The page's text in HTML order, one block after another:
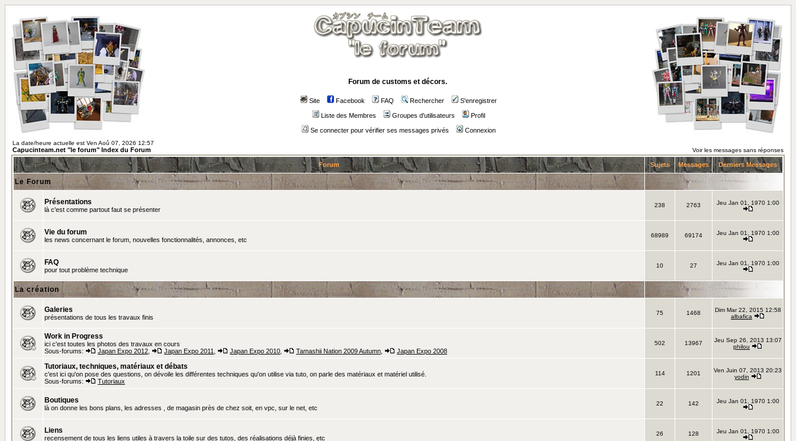
Forum de customs et décors.
Site Facebook FAQ Rechercher S'enregistrer
Liste des Membres Groupes d'utilisateurs Profil
Se connecter pour vérifier ses messages privés Connexion
La date/heure actuelle est Ven Aoû 07, 2026 12:57
Capucinteam.net "le forum" Index du Forum Voir les messages sans réponses
Forum Sujets Messages Derniers Messages
Le Forum
Présentations
là c'est comme partout faut se présenter
238 2763 Jeu Jan 01, 1970 1:00
Vie du forum
les news concernant le forum, nouvelles fonctionnalités, annonces, etc
68989 69174 Jeu Jan 01, 1970 1:00
FAQ
pour tout problème technique
10 27 Jeu Jan 01, 1970 1:00
La création
Galeries
présentations de tous les travaux finis
75 1468
Dim Mar 22, 2015 12:58
albafica
Work in Progress
ici c'est toutes les photos des travaux en cours
Sous-forums:
Japan Expo 2012 Japan Expo 2011 Japan Expo 2010 Tamashii Nation 2009 Autumn Japan Expo 2008
502 13967
Jeu Sep 26, 2013 13:07
philou
Tutoriaux, techniques, matériaux et débats
c'est ici qu'on pose des questions, on dévoile les différentes techniques qu'on utilise via tuto, on parle des matériaux et matériel utilisé.
Sous-forums:
Tutoriaux
114 1201
Ven Juin 07, 2013 20:23
yodin
Boutiques
là on donne les bons plans, les adresses , de magasin près de chez soit, en vpc, sur le net, etc
22 142 Jeu Jan 01, 1970 1:00
Liens
recensement de tous les liens utiles à travers la toile sur des tutos, des réalisations déjà finies, etc
26 128 Jeu Jan 01, 1970 1:00